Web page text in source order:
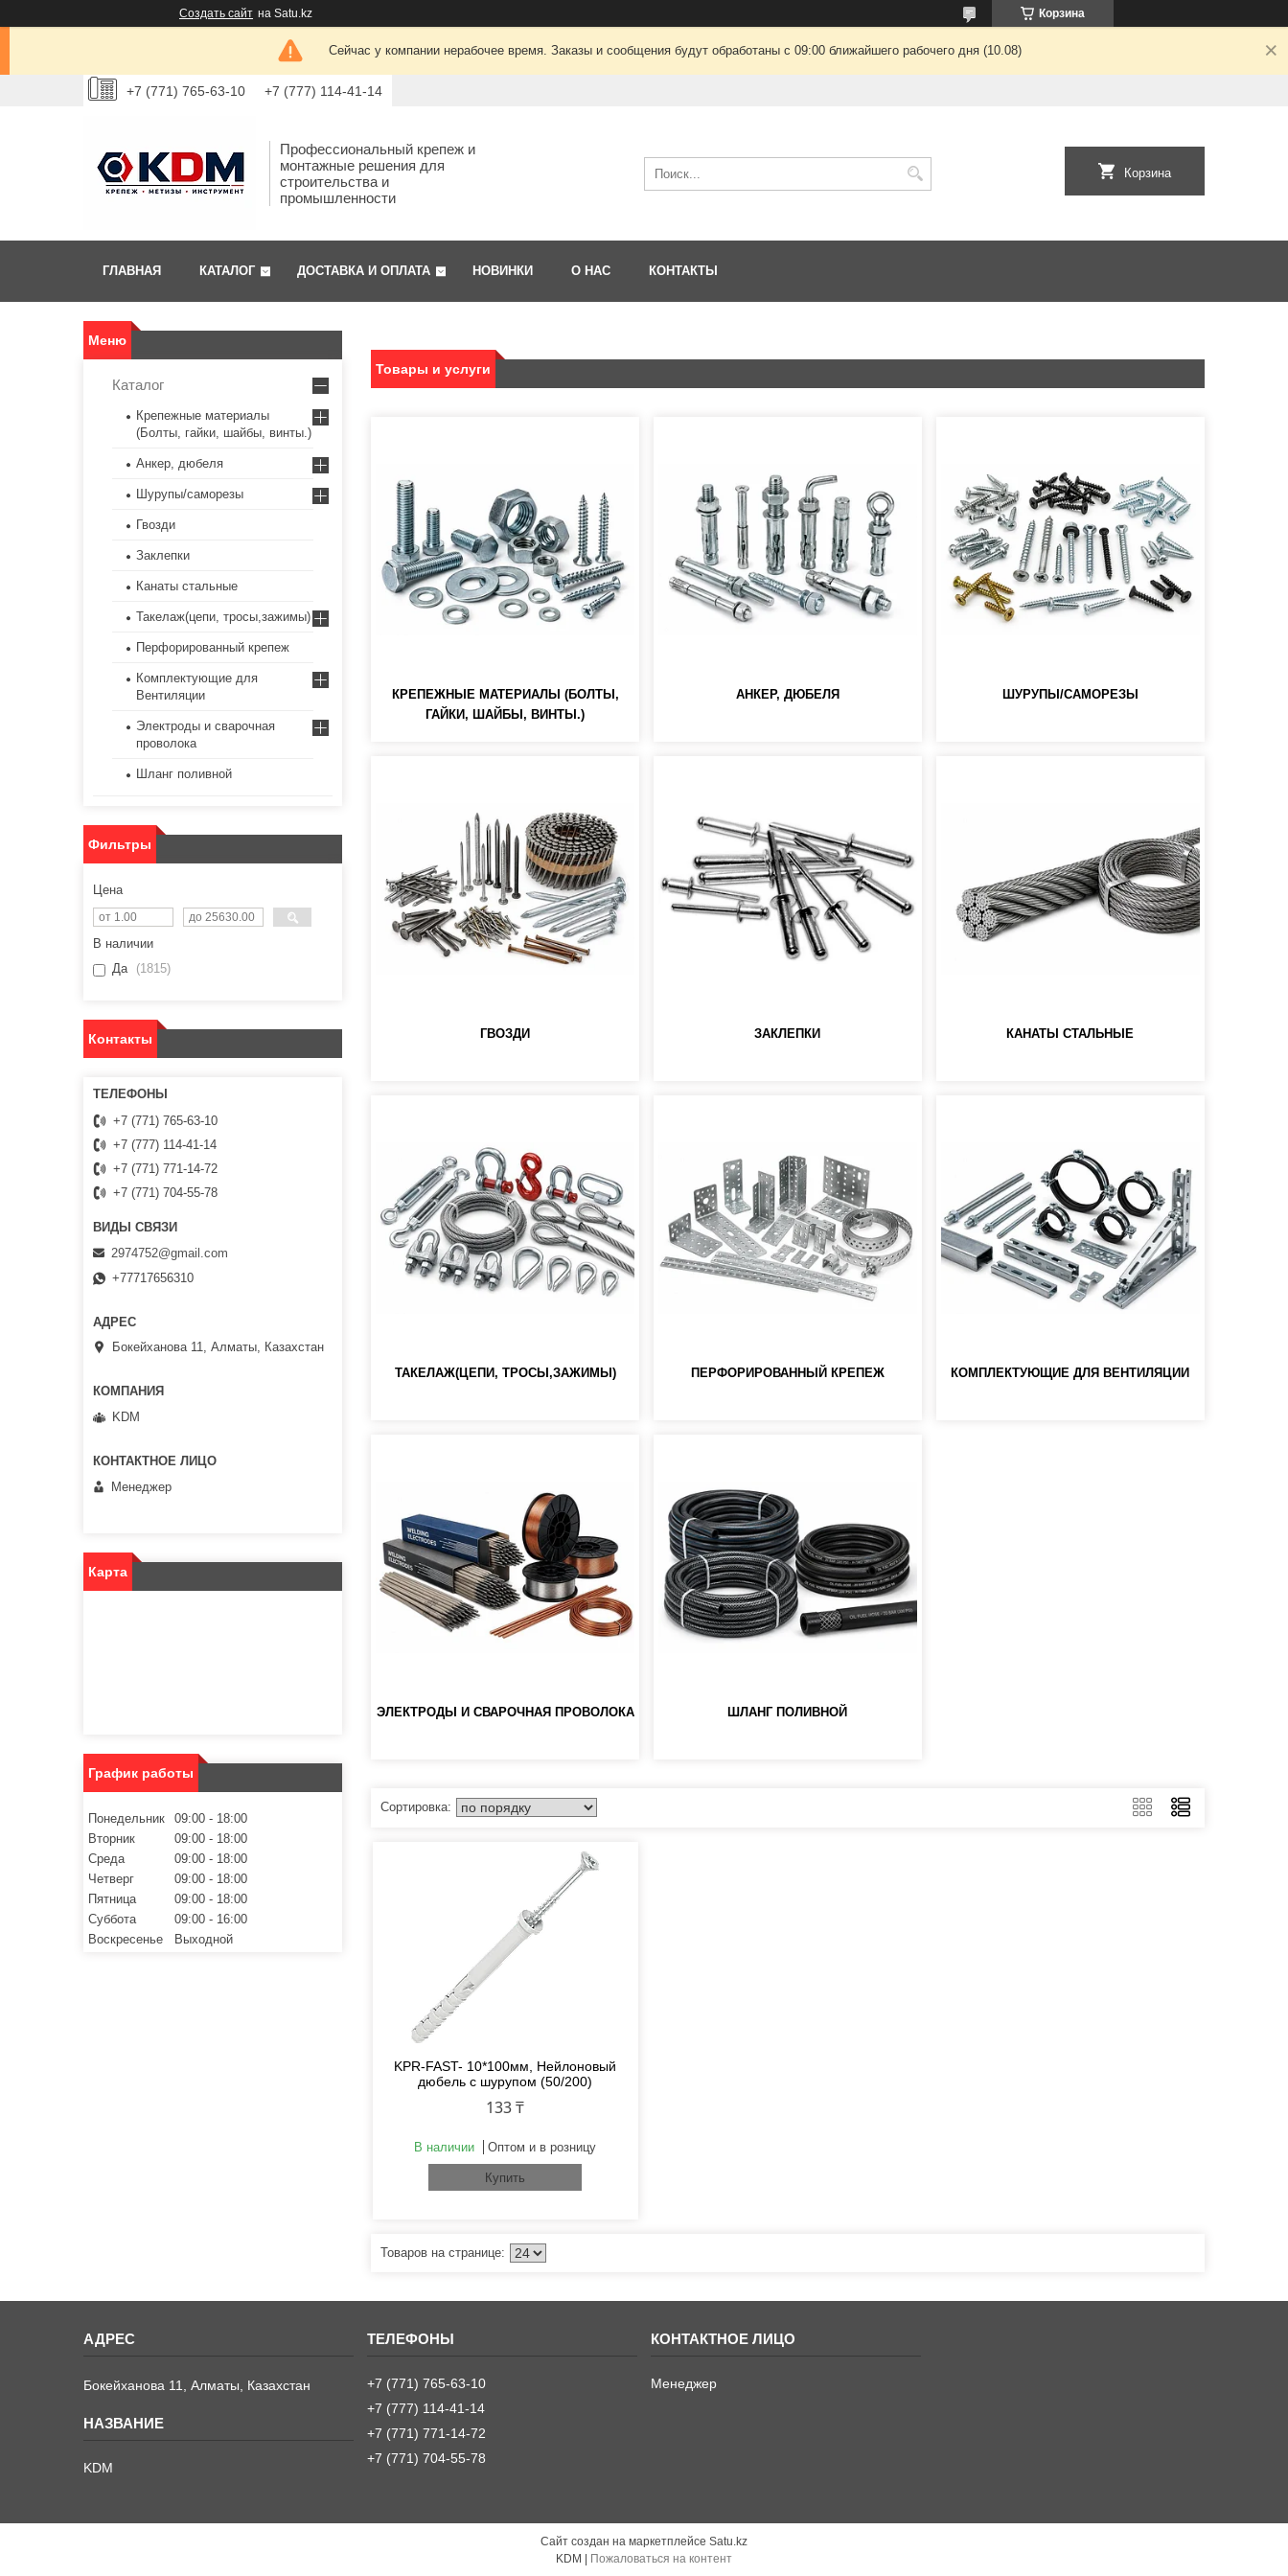
Создать сайт на Satu.kz Корзина
Сейчас у компании нерабочее время. Заказы и сообщения будут обработаны с 09:00 ближайшего рабочего дня (10.08)
+7 (771) 765-63-10 +7 (777) 114-41-14
Профессиональный крепеж и
монтажные решения для
строительства и
промышленности
Корзина
ГЛАВНАЯ КАТАЛОГ ДОСТАВКА И ОПЛАТА НОВИНКИ О НАС КОНТАКТЫ
Товары и услуги
КРЕПЕЖНЫЕ МАТЕРИАЛЫ (БОЛТЫ,
ГАЙКИ, ШАЙБЫ, ВИНТЫ.)
АНКЕР, ДЮБЕЛЯ ШУРУПЫ/САМОРЕЗЫ
ГВОЗДИ ЗАКЛЕПКИ КАНАТЫ СТАЛЬНЫЕ
ТАКЕЛАЖ(ЦЕПИ, ТРОСЫ,ЗАЖИМЫ) ПЕРФОРИРОВАННЫЙ КРЕПЕЖ КОМПЛЕКТУЮЩИЕ ДЛЯ ВЕНТИЛЯЦИИ
ЭЛЕКТРОДЫ И СВАРОЧНАЯ ПРОВОЛОКА ШЛАНГ ПОЛИВНОЙ
KPR-FAST- 10*100мм, Нейлоновый
дюбель с шурупом (50/200)
133 ₸
В наличии Оптом и в розницу
Купить
Каталог
Крепежные материалы
(Болты, гайки, шайбы, винты.)
Анкер, дюбеля
Шурупы/саморезы
Гвозди
Заклепки
Канаты стальные
Такелаж(цепи, тросы,зажимы)
Перфорированный крепеж
Комплектующие для
Вентиляции
Электроды и сварочная
проволока
Шланг поливной
Фильтры
Цена
В наличии
Да
1815
Контакты
+7 (771) 765-63-10
+7 (777) 114-41-14
+7 (771) 771-14-72
+7 (771) 704-55-78
2974752@gmail.com
+77717656310
Бокейханова 11, Алматы, Казахстан
KDM
Менеджер
Карта
График работы
Понедельник 09:00
18:00
Вторник
09:00
18:00
Среда
09:00
18:00
Четверг
09:00
18:00
Пятница
09:00
18:00
Суббота
09:00
16:00
Воскресенье
Выходной
Бокейханова 11, Алматы, Казахстан
KDM
+7 (771) 765-63-10
+7 (777) 114-41-14
+7 (771) 771-14-72
+7 (771) 704-55-78
Менеджер
Сайт создан на маркетплейсе Satu.kz
Пожаловаться на контент